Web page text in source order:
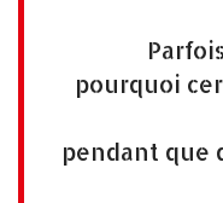
pourquoi
pendant que